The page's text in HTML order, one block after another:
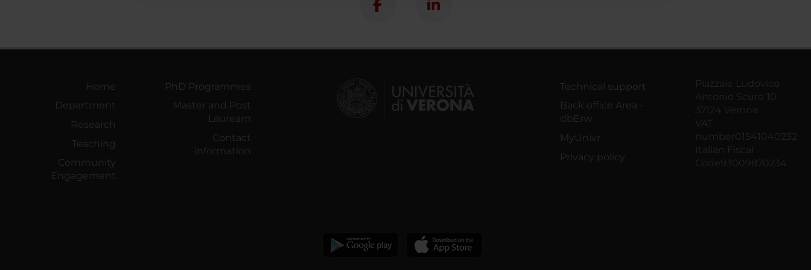
Home
Department
Research
Teaching
Community
Engagement
PhD Programmes
Master and Post
Lauream
Contact
information
Technical support
Back office Area -
dbErw
MyUnivr
Privacy policy
Piazzale Ludovico
Antonio Scuro 10
37124 Verona
VAT
number01541040232
Italian Fiscal
Code93009870234